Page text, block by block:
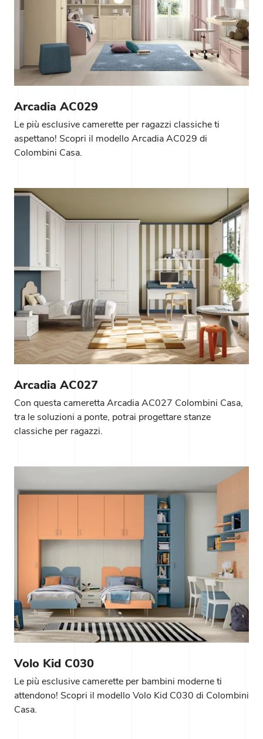
Arcadia AC029
Le più esclusive camerette per ragazzi classiche ti
aspettano! Scopri il modello Arcadia AC029 di
Colombini Casa.
Arcadia AC027
Con questa cameretta Arcadia AC027 Colombini Casa,
tra le soluzioni a ponte, potrai progettare stanze
classiche per ragazzi.
Volo Kid C030
Le più esclusive camerette per bambini moderne ti
attendono! Scopri il modello Volo Kid C030 di Colombini
Casa.